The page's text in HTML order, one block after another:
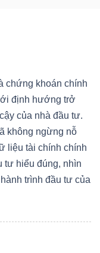
chứng khoán chính
định hướng trở
của nhà đầu tư.
không ngừng nỗ
liệu tài chính chính
tư hiểu đúng, nhìn
trình đầu tư của